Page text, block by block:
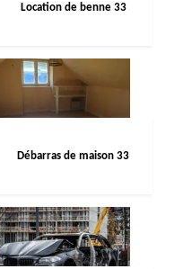
Location de benne 33
Débarras de maison 33